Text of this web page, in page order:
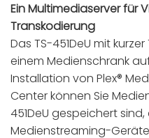
Ein Multimediaserver für
Transkodierung
Das TS-451DeU mit
einem Medienschrank
Installation von Plex®
Center können Sie
451DeU gespeichert
Medienstreaming-Geräte